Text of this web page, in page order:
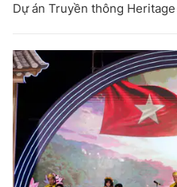
Dự án Truyền thông